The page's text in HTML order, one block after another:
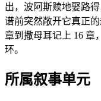
出，波阿斯赎地娶路
谱前突然敞开它真正
章到撒母耳记上 16 章
环。
所属叙事单元